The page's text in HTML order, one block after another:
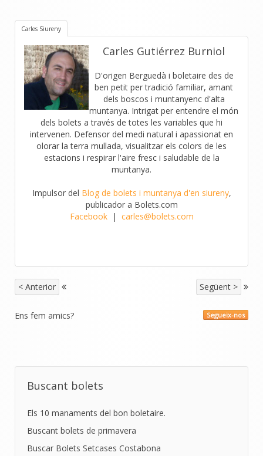
Carles Siureny
Carles Gutiérrez Burniol
D'origen Berguedà i boletaire des de
ben petit per tradició familiar, amant
dels boscos i muntanyenc d'alta
muntanya. Intrigat per entendre el món
dels bolets a través de totes les variables que hi
intervenen. Defensor del medi natural i apassionat en
olorar la terra mullada, visualitzar els colors de les
estacions i respirar l'aire fresc i saludable de la
muntanya.
Impulsor del Blog de bolets i muntanya d'en siureny,
publicador a Bolets.com
Facebook| carles@bolets.com
< Anterior Següent >
Segueix-nos
Ens fem amics?
Buscant bolets
Els 10 manaments del bon boletaire.
Buscant bolets de primavera
Buscar Bolets Setcases Costabona